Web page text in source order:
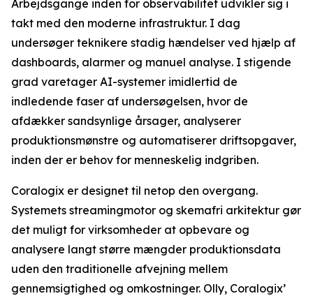
Arbejdsgange inden for observabilitet udvikler sig i
takt med den moderne infrastruktur. I dag
undersøger teknikere stadig hændelser ved hjælp af
dashboards, alarmer og manuel analyse. I stigende
grad varetager AI-systemer imidlertid de
indledende faser af undersøgelsen, hvor de
afdækker sandsynlige årsager, analyserer
produktionsmønstre og automatiserer driftsopgaver,
inden der er behov for menneskelig indgriben.
Coralogix er designet til netop den overgang.
Systemets streamingmotor og skemafri arkitektur gør
det muligt for virksomheder at opbevare og
analysere langt større mængder produktionsdata
uden den traditionelle afvejning mellem
gennemsigtighed og omkostninger. Olly, Coralogix’